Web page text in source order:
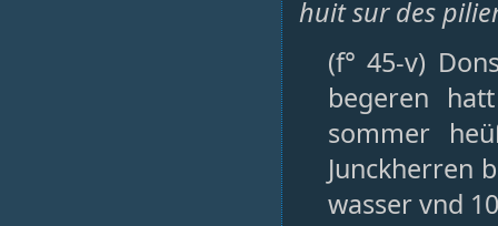
huit sur des
(f° 45-v)
begeren
sommer
Junckherren
wasser vnd